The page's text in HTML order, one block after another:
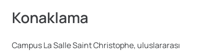
Konaklama
Campus La Salle Saint Christophe, uluslararası